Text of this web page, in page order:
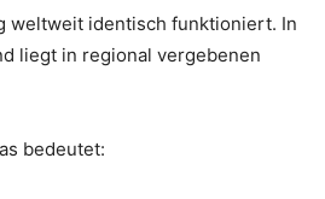
weltweit identisch funktioniert. In
liegt in regional vergebenen
bedeutet: